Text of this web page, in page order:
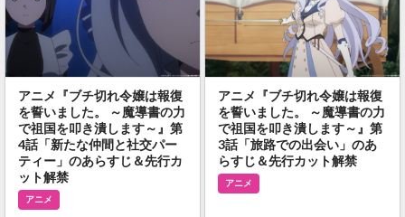
アニメ『ブチ切れ令嬢は報復
を誓いました。 ～魔導書の力
で祖国を叩き潰します～』第
4話「新たな仲間と社交パー
ティー」のあらすじ＆先行カ
ット解禁
アニメ
アニメ『ブチ切れ令嬢は報復
を誓いました。 ～魔導書の力
で祖国を叩き潰します～』第
3話「旅路での出会い」のあ
らすじ＆先行カット解禁
アニメ